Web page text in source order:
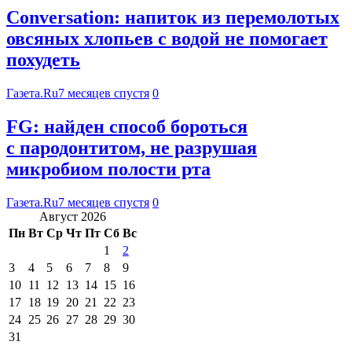
Conversation: напиток из перемолотых
овсяных хлопьев с водой не помогает
похудеть
Газета.Ru7 месяцев спустя 0
FG: найден способ бороться
с пародонтитом, не разрушая
микробиом полости рта
Газета.Ru7 месяцев спустя 0
Август 2026
Пн Вт Ср Чт Пт Сб Вс
1
2
3
4 5 6 7 8
9
10 11 12 13 14 15 16
17 18 19 20 21 22 23
24 25 26 27 28 29 30
31